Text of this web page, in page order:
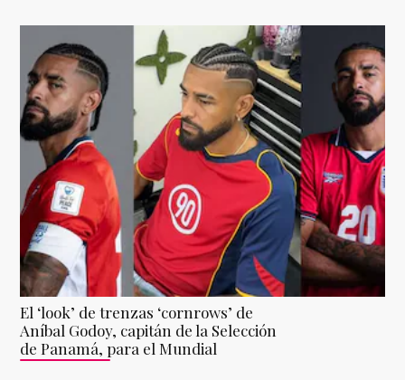
El ‘look’ de trenzas ‘cornrows’ de
Aníbal Godoy, capitán de la Selección
de Panamá, para el Mundial